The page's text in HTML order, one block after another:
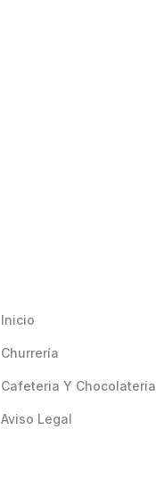
Inicio
Churrería
Cafeteria Y Chocolateria
Aviso Legal